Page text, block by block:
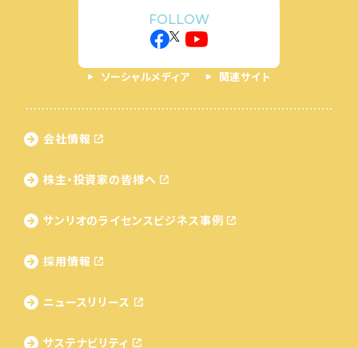
FOLLOW
ソーシャルメディア 関連サイト
会社情報
株主・投資家の皆様へ
サンリオのライセンス ビジネス事例
採用情報
ニュースリリース
サステナビリティ